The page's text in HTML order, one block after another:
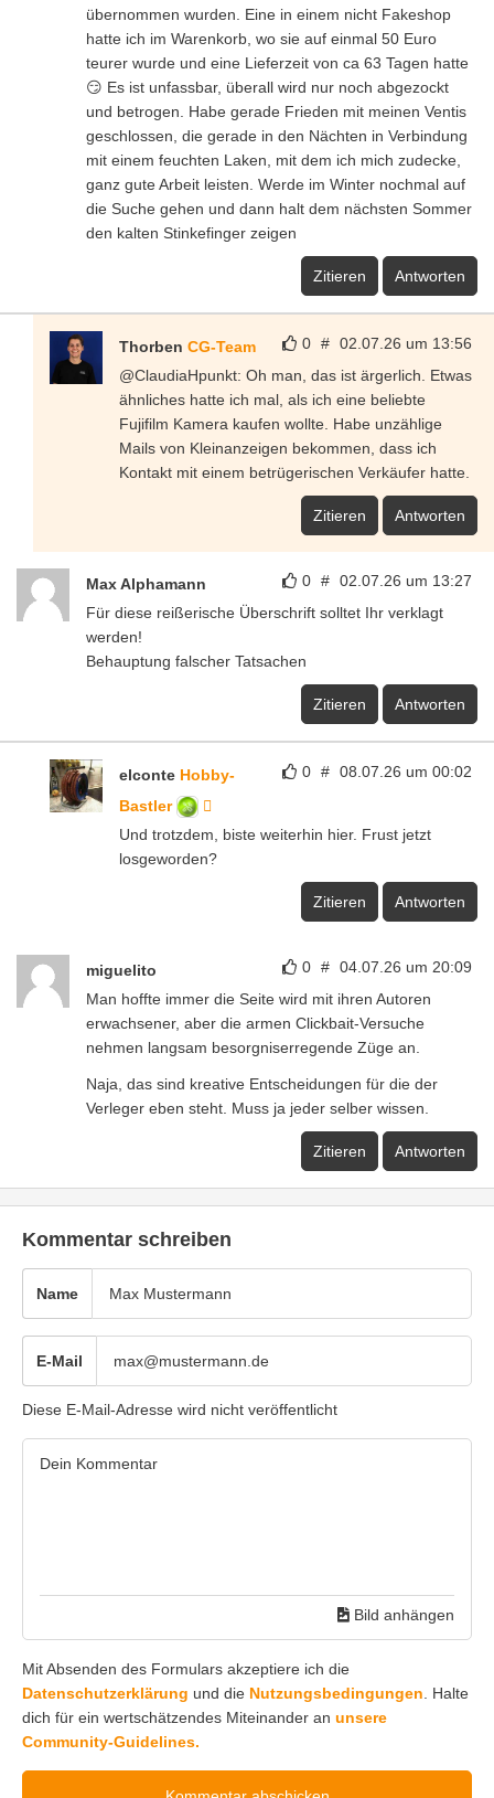
übernommen wurden. Eine in einem nicht Fakeshop
hatte ich im Warenkorb, wo sie auf einmal 50 Euro
teurer wurde und eine Lieferzeit von ca 63 Tagen hatte
😏 Es ist unfassbar, überall wird nur noch abgezockt
und betrogen. Habe gerade Frieden mit meinen Ventis
geschlossen, die gerade in den Nächten in Verbindung
mit einem feuchten Laken, mit dem ich mich zudecke,
ganz gute Arbeit leisten. Werde im Winter nochmal auf
die Suche gehen und dann halt dem nächsten Sommer
den kalten Stinkefinger zeigen
Zitieren Antworten
0 # 02.07.26 um 13:56
Thorben CG-Team
@ClaudiaHpunkt: Oh man, das ist ärgerlich. Etwas
ähnliches hatte ich mal, als ich eine beliebte
Fujifilm Kamera kaufen wollte. Habe unzählige
Mails von Kleinanzeigen bekommen, dass ich
Kontakt mit einem betrügerischen Verkäufer hatte.
Zitieren Antworten
0 # 02.07.26 um 13:27
Max Alphamann
Für diese reißerische Überschrift solltet Ihr verklagt
werden!
Behauptung falscher Tatsachen
Zitieren Antworten
0 # 08.07.26 um 00:02
elconte Hobby-
Bastler
Und trotzdem, biste weiterhin hier. Frust jetzt
losgeworden?
Zitieren Antworten
0 # 04.07.26 um 20:09
miguelito
Man hoffte immer die Seite wird mit ihren Autoren
erwachsener, aber die armen Clickbait-Versuche
nehmen langsam besorgniserregende Züge an.
Naja, das sind kreative Entscheidungen für die der
Verleger eben steht. Muss ja jeder selber wissen.
Zitieren Antworten
Kommentar schreiben
Name
E-Mail
Diese E-Mail-Adresse wird nicht veröffentlicht
Bild anhängen
Mit Absenden des Formulars akzeptiere ich die
Datenschutzerklärung und die Nutzungsbedingungen . Halte
dich für ein wertschätzendes Miteinander an unsere
Community-Guidelines.